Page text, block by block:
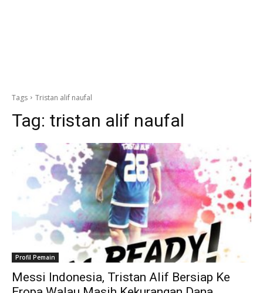
Tags Tristan alif naufal
Tag: tristan alif naufal
Profil Pemain
Messi Indonesia, Tristan Alif Bersiap Ke